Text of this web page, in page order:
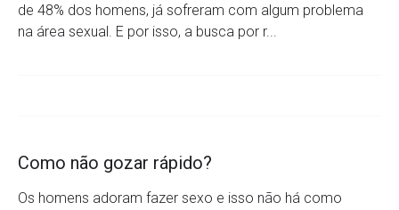
de 48% dos homens, já sofreram com algum problema
na área sexual. E por isso, a busca por r...
Como não gozar rápido?
Os homens adoram fazer sexo e isso não há como